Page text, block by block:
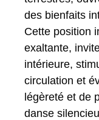
des bienfaits
Cette position
exaltante,
intérieure,
circulation et
légèreté et de
danse